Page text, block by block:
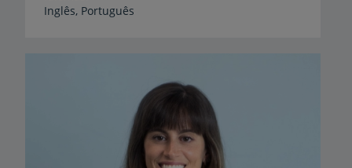
Inglês, Português